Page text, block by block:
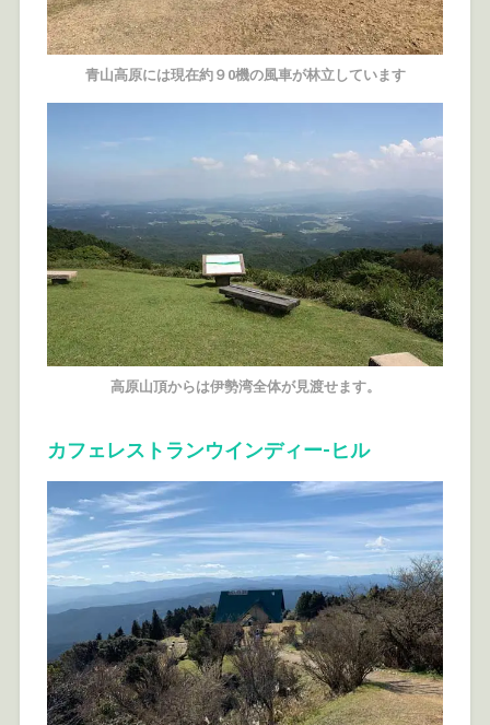
青山高原には現在約９0機の風車が林立しています
高原山頂からは伊勢湾全体が見渡せます。
カフェレストランウインディー-ヒル